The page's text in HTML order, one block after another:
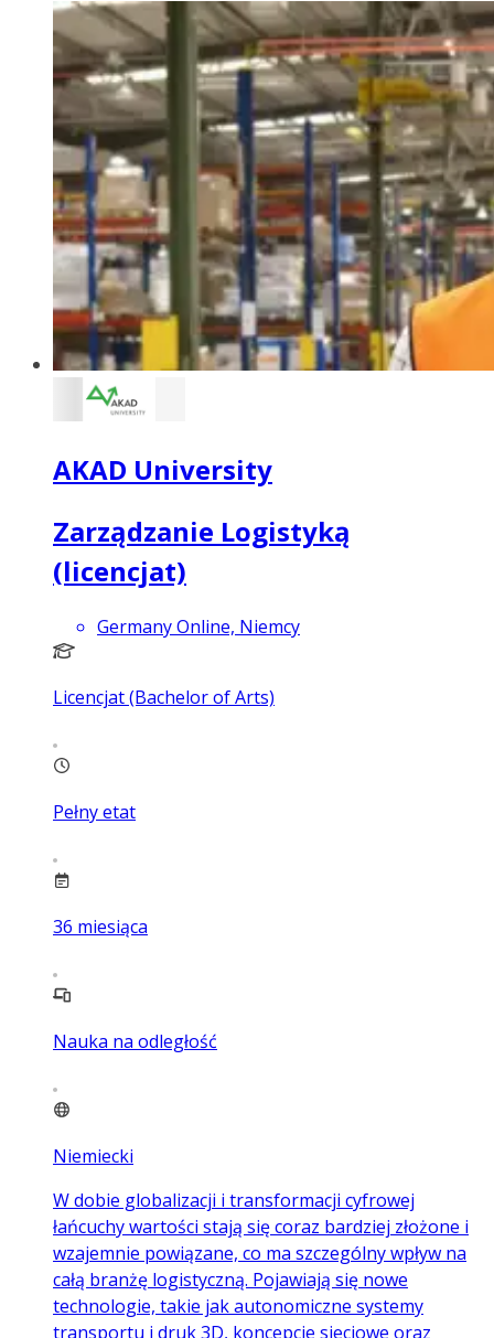
AKAD University
Zarządzanie Logistyką
(licencjat)
Germany Online, Niemcy
Licencjat (Bachelor of Arts)
Pełny etat
36 miesiąca
Nauka na odległość
Niemiecki
W dobie globalizacji i transformacji cyfrowej
łańcuchy wartości stają się coraz bardziej złożone i
wzajemnie powiązane, co ma szczególny wpływ na
całą branżę logistyczną. Pojawiają się nowe
technologie, takie jak autonomiczne systemy
transportu i druk 3D, koncepcje sieciowe oraz